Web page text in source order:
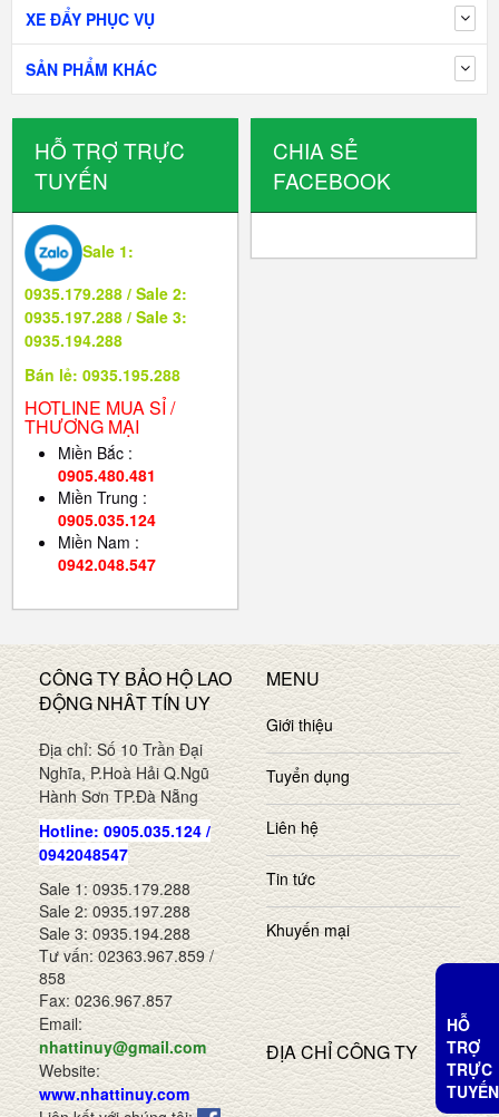
XE ĐẨY PHỤC VỤ
SẢN PHẨM KHÁC
HỖ TRỢ TRỰC
TUYẾN
Sale 1:
0935.179.288 / Sale 2:
0935.197.288 / Sale 3:
0935.194.288
Bán lẻ: 0935.195.288
HOTLINE MUA SỈ /
THƯƠNG MẠI
Miền Bắc :
0905.480.481
Miền Trung :
0905.035.124
Miền Nam :
0942.048.547
CHIA SẺ
FACEBOOK
CÔNG TY BẢO HỘ LAO
ĐỘNG NHÂT TÍN UY
Địa chỉ: Số 10 Trần Đại
Nghĩa, P.Hoà Hải Q.Ngũ
Hành Sơn TP.Đà Nẵng
Hotline: 0905.035.124 /
0942048547
Sale 1: 0935.179.288
Sale 2: 0935.197.288
Sale 3: 0935.194.288
Tư vấn: 02363.967.859 /
858
Fax: 0236.967.857
Email:
nhattinuy@gmail.com
Website:
www.nhattinuy.com
MENU
Giới thiệu
Tuyển dụng
Liên hệ
Tin tức
Khuyến mại
ĐỊA CHỈ CÔNG TY
HỖ
TRỢ
TRỰC
TUYẾN